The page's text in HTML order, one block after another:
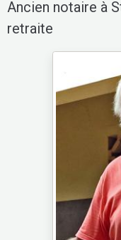
Ancien notaire à
retraite